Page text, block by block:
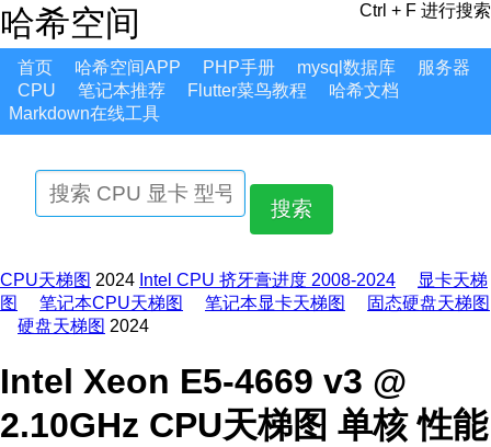
哈希空间 Ctrl + F 进行搜索
首页 哈希空间APP PHP手册 mysql数据库
服务器
CPU
笔记本推荐 Flutter菜鸟教程
哈希文档
Markdown在线工具
搜索
CPU天梯图 2024 Intel CPU 挤牙膏进度 2008-2024
显卡天梯
图
笔记本CPU天梯图 笔记本显卡天梯图
固态硬盘天梯图
硬盘天梯图 2024
Intel Xeon E5-4669 v3 @
2.10GHz CPU天梯图 单核 性能